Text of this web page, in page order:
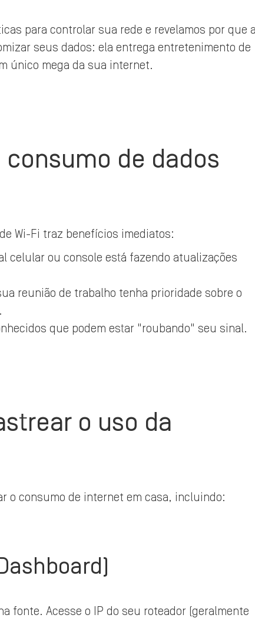
para controlar sua rede e revelamos por que a
seus dados: ela entrega entretenimento de
único mega da sua internet.
de dados
Wi-Fi traz benefícios imediatos:
celular ou console está fazendo atualizações
reunião de trabalho tenha prioridade sobre o
que podem estar "roubando" seu sinal.
o uso da
o consumo de internet em casa, incluindo:
fonte. Acesse o IP do seu roteador (geralmente